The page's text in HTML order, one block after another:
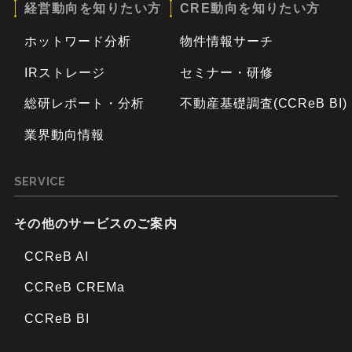
経営動向を知りたい方
ホットワード分析
IRストレージ
総研レポート・分析
業界動向情報
CRE動向を知りたい方
物件情報サーチ
セミナー・研修
不動産基礎調査(CCReB BI)
SERVICE
その他のサービスのご案内
CCReB AI
CCReB CREMa
CCReB BI